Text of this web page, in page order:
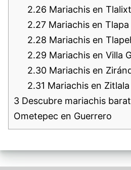
2.26 Mariachis en
2.27 Mariachis en Tlapa
2.28 Mariachis en
2.29 Mariachis en Villa
2.30 Mariachis en
2.31 Mariachis en Zitlala
3 Descubre mariachis
Ometepec en Guerrero